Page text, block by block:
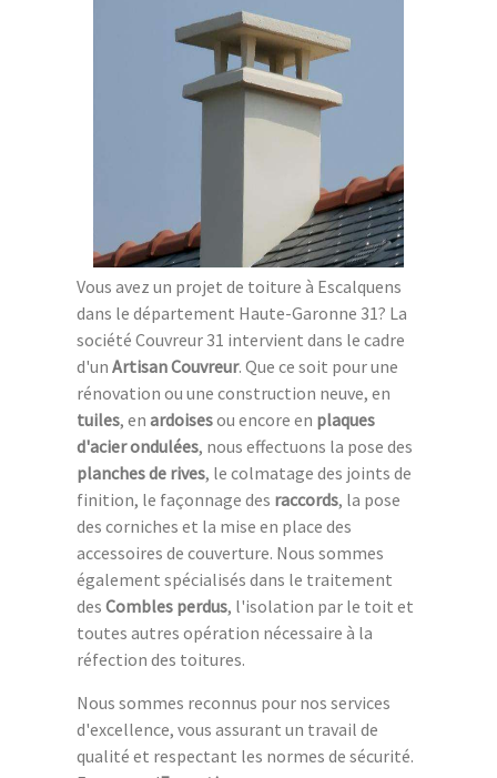
Vous avez un projet de toiture à Escalquens
dans le département Haute-Garonne 31? La
société Couvreur 31 intervient dans le cadre
d'un Artisan Couvreur. Que ce soit pour une
rénovation ou une construction neuve, en
tuiles, en ardoisesou encore en plaques
d'acier ondulées, nous effectuons la pose des
planches de rives, le colmatage des joints de
finition, le façonnage des raccords, la pose
des corniches et la mise en place des
accessoires de couverture. Nous sommes
également spécialisés dans le traitement
des Combles perdus, l'isolation par le toit et
toutes autres opération nécessaire à la
réfection des toitures.
Nous sommes reconnus pour nos services
d'excellence, vous assurant un travail de
qualité et respectant les normes de sécurité.